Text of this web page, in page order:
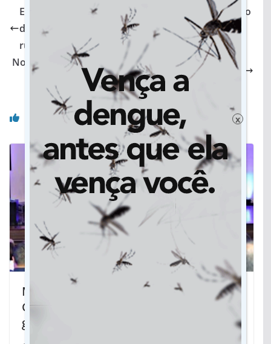
Em apoio à Cileide e Tiquinho em Jateí, empresário
diz que não há o que mudar quando se está no
rumo certo
Nova usina fotovoltaica na Capital contribui com a
política estadual de energia limpa e renovável
Você pode gostar também
Mudanças climáticas: Fórum em Mato
Grosso do Sul abre inscrições
gratuitas
x